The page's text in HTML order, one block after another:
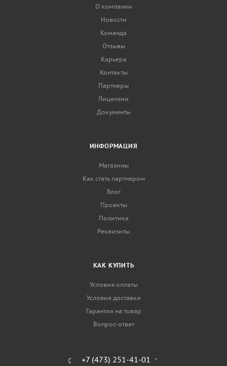
О компании
Новости
Команда
Отзывы
Карьера
Контакты
Партнеры
Лицензии
Документы
ИНФОРМАЦИЯ
Магазины
Как стать партнером
Блог
Проекты
Политика
Реквизиты
КАК КУПИТЬ
Условия оплаты
Условия доставки
Гарантия на товар
Вопрос-ответ
+7 (473) 251-41-01